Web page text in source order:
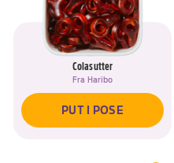
Colasutter
Fra Haribo
PUT I POSE